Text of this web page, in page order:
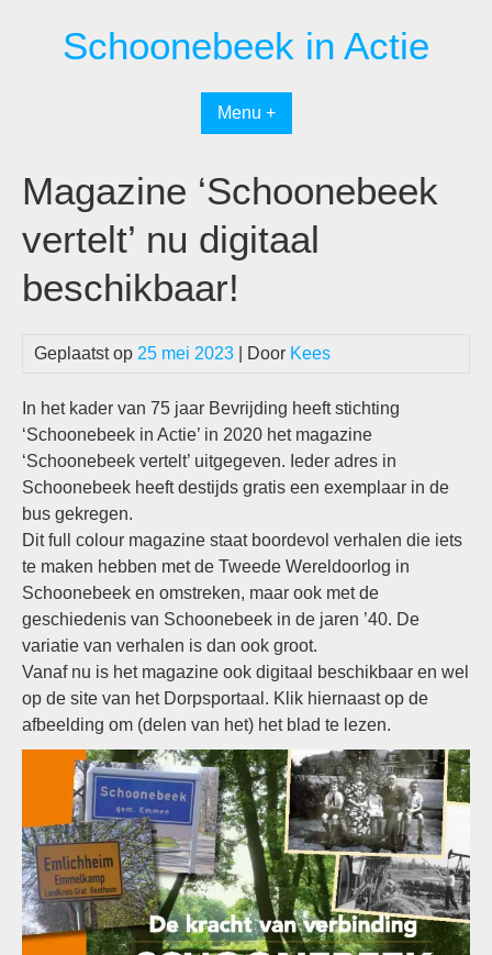
Schoonebeek in Actie
Menu +
Magazine ‘Schoonebeek
vertelt’ nu digitaal
beschikbaar!
Geplaatst op 25 mei 2023 | Door Kees
In het kader van 75 jaar Bevrijding heeft stichting
‘Schoonebeek in Actie’ in 2020 het magazine
‘Schoonebeek vertelt’ uitgegeven. Ieder adres in
Schoonebeek heeft destijds gratis een exemplaar in de
bus gekregen.
Dit full colour magazine staat boordevol verhalen die iets
te maken hebben met de Tweede Wereldoorlog in
Schoonebeek en omstreken, maar ook met de
geschiedenis van Schoonebeek in de jaren ’40. De
variatie van verhalen is dan ook groot.
Vanaf nu is het magazine ook digitaal beschikbaar en wel
op de site van het Dorpsportaal. Klik hiernaast op de
afbeelding om (delen van het) het blad te lezen.